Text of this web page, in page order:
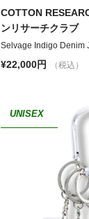
COTTON
ンリサーチクラブ
Selvage Indigo Denim
¥22,000円 （税込）
UNISEX